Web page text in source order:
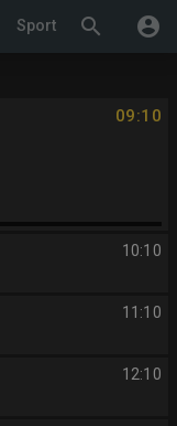
search account_circle
Sport
09:10
10:10
11:10
12:10